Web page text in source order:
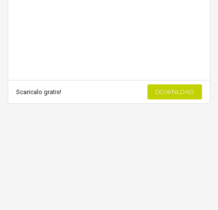
Scaricalo gratis! DOWNLOAD